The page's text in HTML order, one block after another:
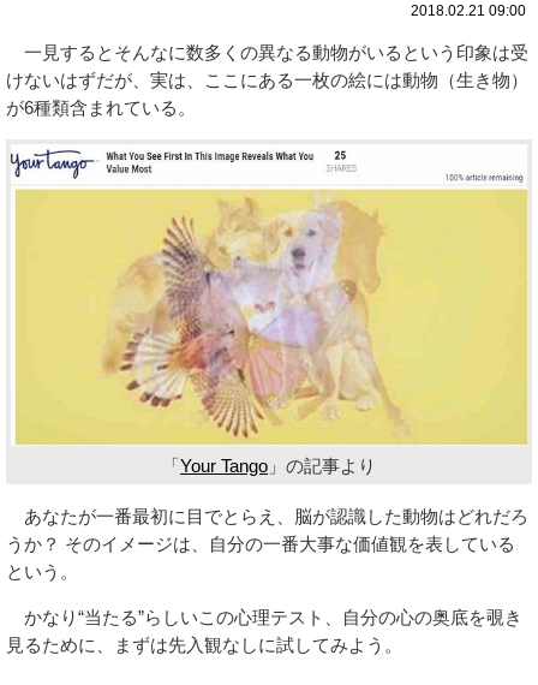
2018.02.21 09:00
一見するとそんなに数多くの異なる動物がいるという印象は受
けないはずだが、実は、ここにある一枚の絵には動物（生き物）
が6種類含まれている。
「Your Tango 」の記事より
あなたが一番最初に目でとらえ、脳が認識した動物はどれだろ
うか？ そのイメージは、自分の一番大事な価値観を表している
という。
かなり“当たる”らしいこの心理テスト、自分の心の奥底を覗き
見るために、まずは先入観なしに試してみよう。